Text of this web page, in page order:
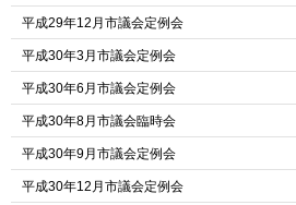
平成29年12月市議会定例会
平成30年3月市議会定例会
平成30年6月市議会定例会
平成30年8月市議会臨時会
平成30年9月市議会定例会
平成30年12月市議会定例会